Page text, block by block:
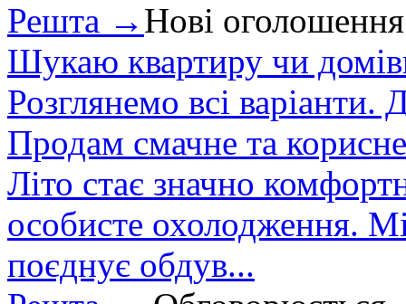
Решта → Нові оголошення
Шукаю квартиру чи
Розглянемо всі варіанти.
Продам смачне та
Літо стає значно
особисте охолодження.
поєднує обдув...